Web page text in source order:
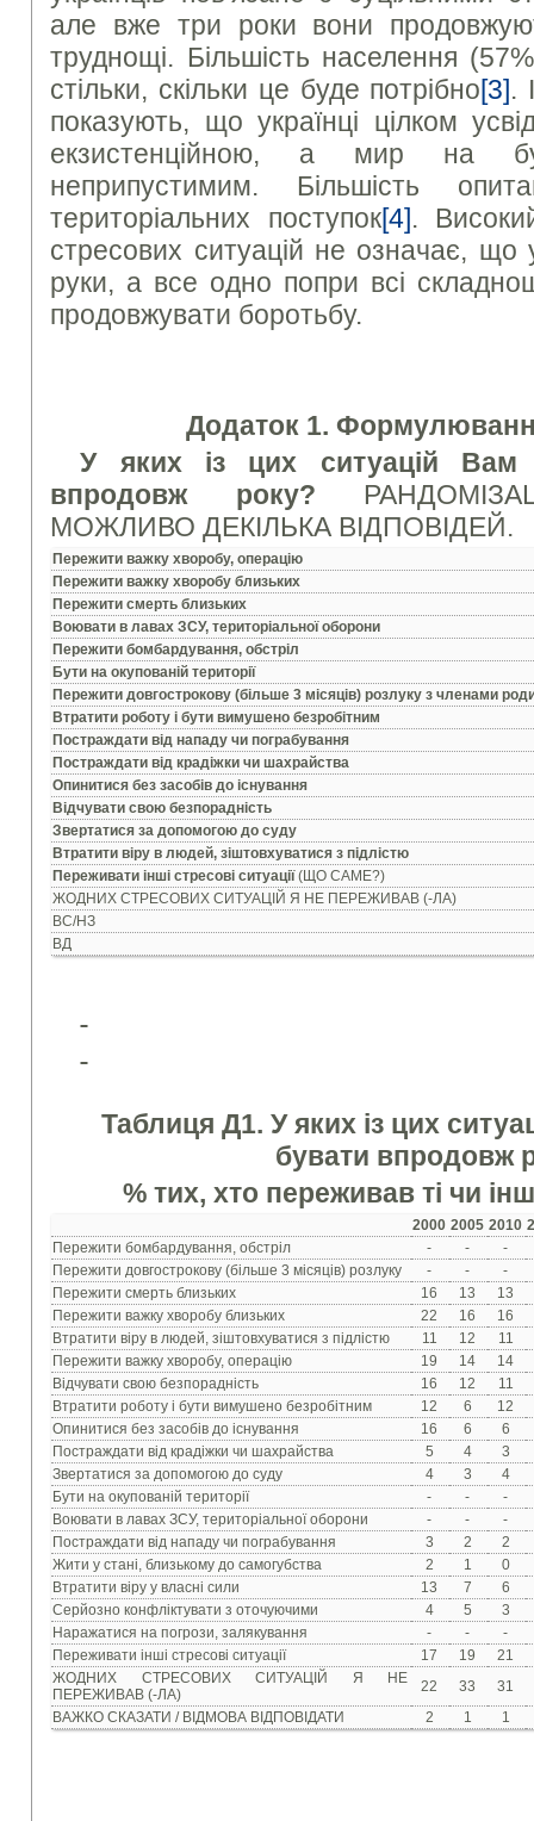
але вже три роки вони
труднощі. Більшість населення
стільки, скільки це буде потрібно[3].
показують, що українці цілком
екзистенційною, а мир на
неприпустимим. Більшість
територіальних поступок[4].
стресових ситуацій не означає, що
руки, а все одно попри всі
продовжувати боротьбу.
Додаток 1.
У яких із цих ситуацій Вам
впродовж року?
МОЖЛИВО ДЕКІЛЬКА ВІДПОВІДЕЙ.
Пережити важку хворобу, операцію
Пережити важку хворобу близьких
Пережити смерть близьких
Воювати в лавах ЗСУ, територіальної оборони
Пережити бомбардування, обстріл
Бути на окупованій території
Пережити довгострокову (більше 3 місяців) розлуку з членами
Втратити роботу і бути вимушено безробітним
Постраждати від нападу чи пограбування
Постраждати від крадіжки чи шахрайства
Опинитися без засобів до існування
Відчувати свою безпорадність
Звертатися за допомогою до суду
Втратити віру в людей, зіштовхуватися з підлістю
Переживати інші стресові ситуації(ЩО САМЕ?)
ЖОДНИХ СТРЕСОВИХ СИТУАЦІЙ Я НЕ ПЕРЕЖИВАВ (-ЛА)
ВС/НЗ
ВД
Таблиця Д1. У яких із цих
бувати впродовж
% тих, хто переживав ті чи
2000 2005 2010
Пережити бомбардування, обстріл
- -
-
Пережити довгострокову (більше 3 місяців) розлуку
- -
-
Пережити смерть близьких
16 13
13
Пережити важку хворобу близьких
22 16
16
Втратити віру в людей, зіштовхуватися з підлістю
11 12
11
Пережити важку хворобу, операцію
19 14
14
Відчувати свою безпорадність
16 12
11
Втратити роботу і бути вимушено безробітним
12 6
12
Опинитися без засобів до існування
16 6
6
Постраждати від крадіжки чи шахрайства
5 4
3
Звертатися за допомогою до суду
4 3
4
Бути на окупованій території
- -
-
Воювати в лавах ЗСУ, територіальної оборони
- -
-
Постраждати від нападу чи пограбування
3 2
2
Жити у стані, близькому до самогубства
2 1
0
Втратити віру у власні сили
13 7
6
Серйозно конфліктувати з оточуючими
4 5
3
Наражатися на погрози, залякування
- -
-
Переживати інші стресові ситуації
17 19
21
ЖОДНИХ СТРЕСОВИХ СИТУАЦІЙ Я НЕ
ПЕРЕЖИВАВ (-ЛА)
22 33
31
ВАЖКО СКАЗАТИ / ВІДМОВА ВІДПОВІДАТИ
2 1 1